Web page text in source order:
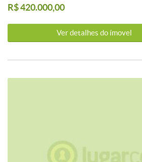
definitiva para o Morro do Elefante, a 46
Vigilância 24 horas com portaria para
Topografia privilegiada. Áreas verdes
R$ 420.000,00
Ver detalhes do ímovel